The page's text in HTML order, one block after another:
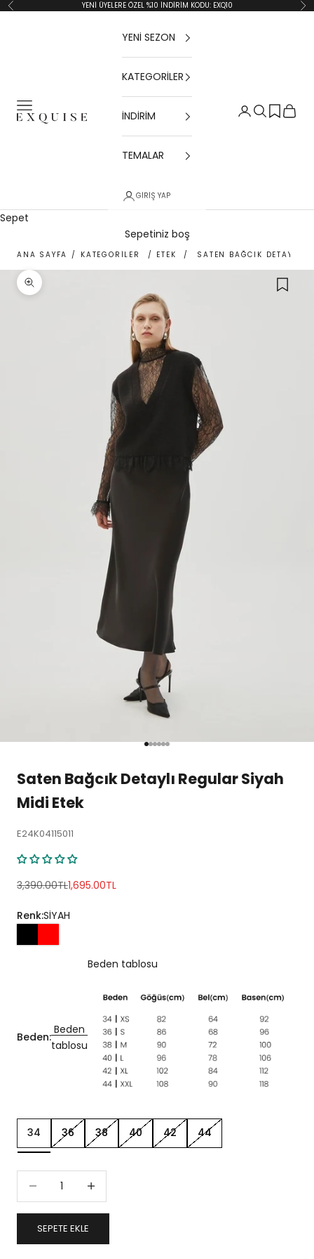
İçeriğe geç
Geri YENİ ÜYELERE ÖZEL %10 İNDİRİM KODU: EXQ10
Menü
Exquise TR
Giriş Yap
Ara Sepet
YENİ SEZON
KATEGORİLER
İNDİRİM
TEMALAR
GIRIŞ YAP
Sepet
Sepetiniz boş
ANA SAYFA / KATEGORİLER / ETEK / SATEN BAĞCIK DETAYLI
Yakınlaştır
1 ögesine git
2 ögesine git
3 ögesine git
4 ögesine git
5 ögesine git
6 ögesine git
Saten Bağcık Detaylı Regular Siyah
Midi Etek
E24K04115011
Normal fiyat
3,390.00TLİndirimli fiyat
1,695.00TL
Renk:SİYAH
Beden:
Beden
tablosu
Beden tablosu
34 36 38 40 42 44
SEPETE EKLE